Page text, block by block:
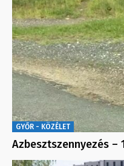
GYŐR - KÖZÉLET
Azbesztszennyezés